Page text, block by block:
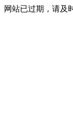
网站已过期，请及